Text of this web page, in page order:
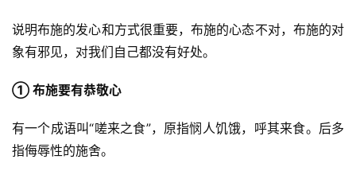
高
僧
谈
心
乐
说明布施的发心和方式很重要，布施的心态不对，布施的对
象有邪见，对我们自己都没有好处。
① 布施要有恭敬心
有一个成语叫“嗟来之食”，原指悯人饥饿，呼其来食。后多
指侮辱性的施舍。